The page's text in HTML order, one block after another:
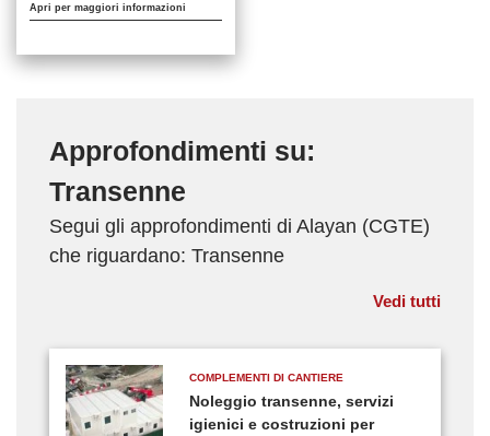
Apri per maggiori informazioni
Approfondimenti su:
Transenne
Vedi tutti
Segui gli approfondimenti di Alayan (CGTE)
che riguardano: Transenne
COMPLEMENTI DI CANTIERE
Noleggio transenne, servizi
igienici e costruzioni per